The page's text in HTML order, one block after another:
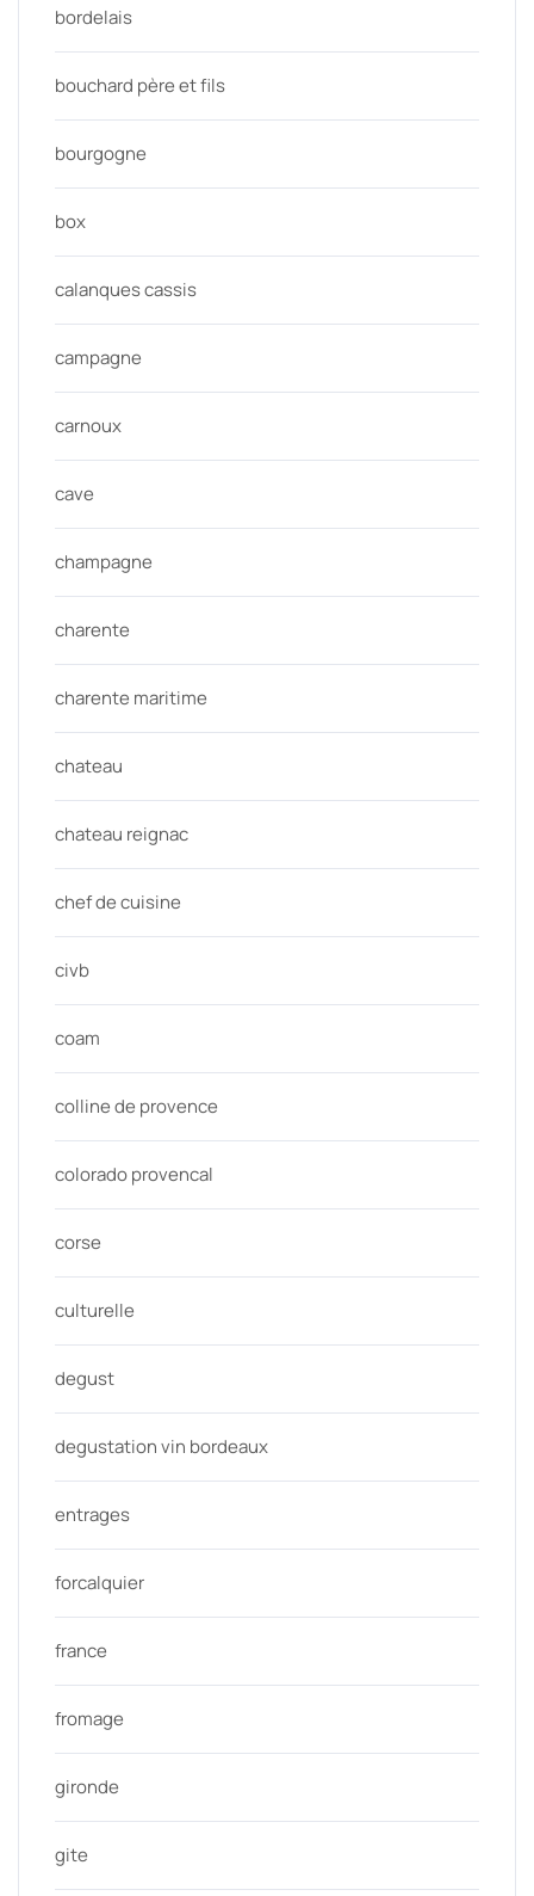
bordelais
bouchard père et fils
bourgogne
box
calanques cassis
campagne
carnoux
cave
champagne
charente
charente maritime
chateau
chateau reignac
chef de cuisine
civb
coam
colline de provence
colorado provencal
corse
culturelle
degust
degustation vin bordeaux
entrages
forcalquier
france
fromage
gironde
gite